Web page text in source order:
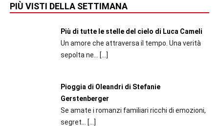
PIÙ VISTI DELLA SETTIMANA
Più di tutte le stelle del cielo di Luca Cameli
Un amore che attraversa il tempo. Una verità
sepolta ne...
[…]
Pioggia di Oleandri di Stefanie
Gerstenberger
Se amate i romanzi familiari ricchi di emozioni,
segret...
[…]